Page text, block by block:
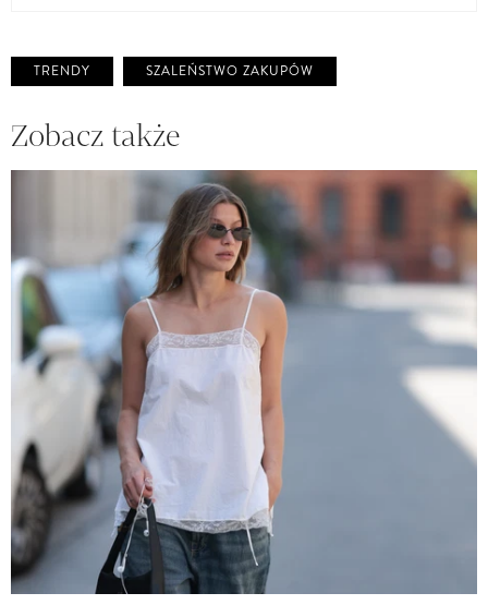
TRENDY SZALEŃSTWO ZAKUPÓW
Zobacz także